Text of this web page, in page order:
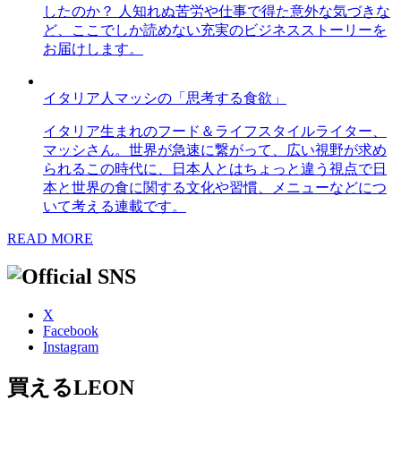
したのか？ 人知れぬ苦労や仕事で得た意外な気づきな
ど、ここでしか読めない充実のビジネスストーリーを
お届けします。
イタリア人マッシの「思考する食欲」
イタリア生まれのフード＆ライフスタイルライター、
マッシさん。世界が急速に繋がって、広い視野が求め
られるこの時代に、日本人とはちょっと違う視点で日
本と世界の食に関する文化や習慣、メニューなどにつ
いて考える連載です。
READ MORE
X
Facebook
Instagram
買えるLEON